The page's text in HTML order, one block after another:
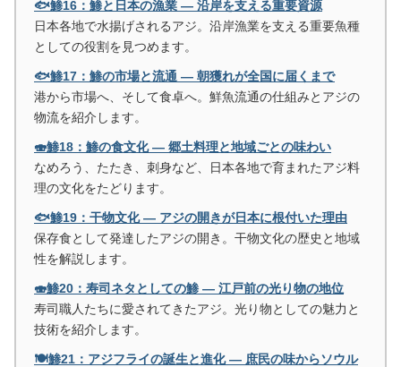
🐟鯵16：鯵と日本の漁業 ― 沿岸を支える重要資源
日本各地で水揚げされるアジ。沿岸漁業を支える重要魚種
としての役割を見つめます。
🐟鯵17：鯵の市場と流通 ― 朝獲れが全国に届くまで
港から市場へ、そして食卓へ。鮮魚流通の仕組みとアジの
物流を紹介します。
🍣鯵18：鯵の食文化 ― 郷土料理と地域ごとの味わい
なめろう、たたき、刺身など、日本各地で育まれたアジ料
理の文化をたどります。
🐟鯵19：干物文化 ― アジの開きが日本に根付いた理由
保存食として発達したアジの開き。干物文化の歴史と地域
性を解説します。
🍣鯵20：寿司ネタとしての鯵 ― 江戸前の光り物の地位
寿司職人たちに愛されてきたアジ。光り物としての魅力と
技術を紹介します。
🍽️鯵21：アジフライの誕生と進化 ― 庶民の味からソウル